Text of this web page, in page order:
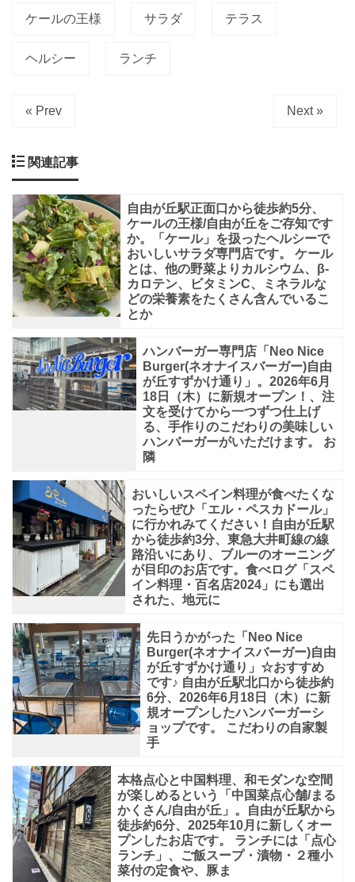
中
海
を
産
と
す
る
ア
ブ
ラ
ナ
科
の
葉
で
す
現
代
ケールの王様 サラダ テラス
ヘルシー ランチ
« Prev Next »
関連記事
自由が丘駅正面口から徒歩約5分、
ケールの王様/自由が丘をご存知です
か。「ケール」を扱ったヘルシーで
おいしいサラダ専門店です。 ケール
とは、他の野菜よりカルシウム、β-
カロテン、ビタミンC、ミネラルな
どの栄養素をたくさん含んでいるこ
とか
ハンバーガー専門店「Neo Nice
Burger(ネオナイスバーガー)自由
が丘すずかけ通り」。2026年6月
18日（木）に新規オープン！、注
文を受けてから一つずつ仕上げ
る、手作りのこだわりの美味しい
ハンバーガーがいただけます。 お
隣
おいしいスペイン料理が食べたくな
ったらぜひ「エル・ペスカドール」
に行かれみてください！自由が丘駅
から徒歩約3分、東急大井町線の線
路沿いにあり、ブルーのオーニング
が目印のお店です。食べログ「スペ
イン料理・百名店2024」にも選出
された、地元に
先日うかがった「Neo Nice
Burger(ネオナイスバーガー)自由
が丘すずかけ通り」☆おすすめ
です♪ 自由が丘駅北口から徒歩約
6分、2026年6月18日（木）に新
規オープンしたハンバーガーシ
ョップです。 こだわりの自家製
手
本格点心と中国料理、和モダンな空間
が楽しめるという「中国菜点心舗/まる
かくさん/自由が丘」。自由が丘駅から
徒歩約6分、2025年10月に新しくオー
プンしたお店です。 ランチには「点心
ランチ」、ご飯スープ・漬物・２種小
菜付の定食や、豚ま